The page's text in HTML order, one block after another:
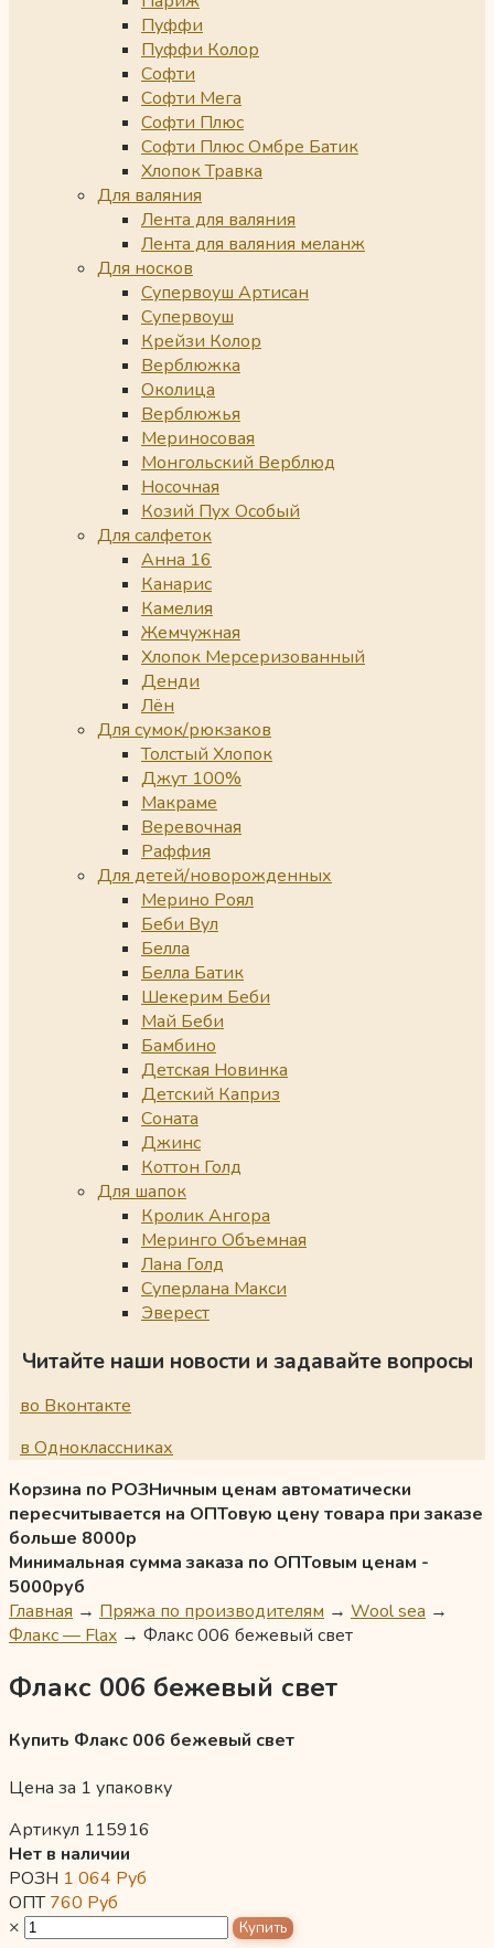
Пуффи
Пуффи Колор
Софти
Софти Мега
Софти Плюс
Софти Плюс Омбре Батик
Хлопок Травка
Для валяния
Лента для валяния
Лента для валяния меланж
Для носков
Супервоуш Артисан
Супервоуш
Крейзи Колор
Верблюжка
Околица
Верблюжья
Мериносовая
Монгольский Верблюд
Носочная
Козий Пух Особый
Для салфеток
Анна 16
Канарис
Камелия
Жемчужная
Хлопок Мерсеризованный
Денди
Лён
Для сумок/рюкзаков
Толстый Хлопок
Джут 100%
Макраме
Веревочная
Раффия
Для детей/новорожденных
Мерино Роял
Беби Вул
Белла
Белла Батик
Шекерим Беби
Май Беби
Бамбино
Детская Новинка
Детский Каприз
Соната
Джинс
Коттон Голд
Для шапок
Кролик Ангора
Меринго Объемная
Лана Голд
Суперлана Макси
Эверест
Читайте наши новости и задавайте вопросы
во Вконтакте
в Одноклассниках
Корзина по РОЗНичным ценам автоматически
пересчитывается на ОПТовую цену товара при заказе
больше 8000р
Минимальная сумма заказа по ОПТовым ценам -
5000руб
Главная → Пряжа по производителям → Wool sea →
Флакс — Flax → Флакс 006 бежевый свет
Флакс 006 бежевый свет
Купить Флакс 006 бежевый свет
Цена за 1 упаковку
Артикул 115916
Нет в наличии
РОЗН 1 064 Руб
ОПТ760 Руб
×